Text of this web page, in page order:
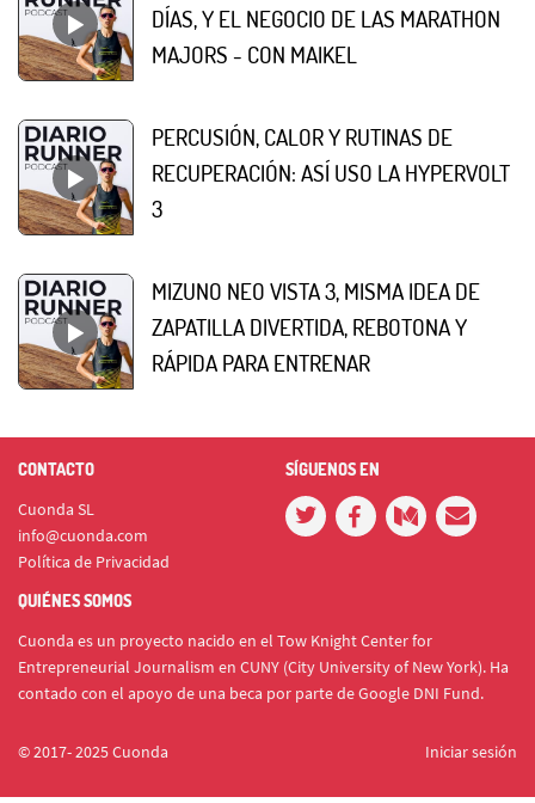
DÍAS, Y EL NEGOCIO DE LAS MARATHON
MAJORS - CON MAIKEL
PERCUSIÓN, CALOR Y RUTINAS DE
RECUPERACIÓN: ASÍ USO LA HYPERVOLT
3
MIZUNO NEO VISTA 3, MISMA IDEA DE
ZAPATILLA DIVERTIDA, REBOTONA Y
RÁPIDA PARA ENTRENAR
CONTACTO
Cuonda SL
info@cuonda.com
Política de Privacidad
SÍGUENOS EN
QUIÉNES SOMOS
Cuonda es un proyecto nacido en el Tow Knight Center for
Entrepreneurial Journalism en CUNY (City University of New York). Ha
contado con el apoyo de una beca por parte de Google DNI Fund.
© 2017- 2025 Cuonda Iniciar sesión